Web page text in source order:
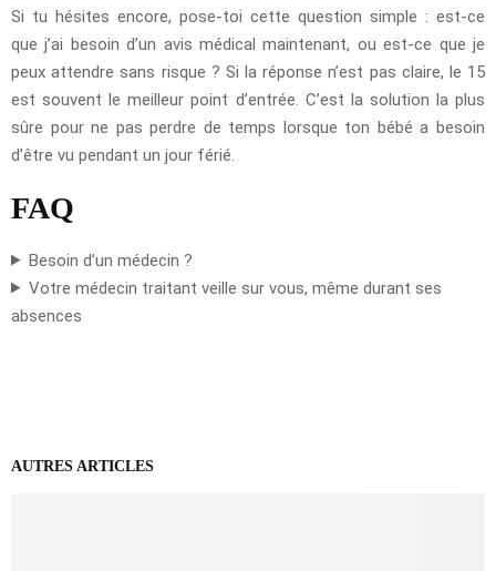
Si tu hésites encore, pose-toi cette question simple : est-ce
que j’ai besoin d’un avis médical maintenant, ou est-ce que je
peux attendre sans risque ? Si la réponse n’est pas claire, le 15
est souvent le meilleur point d’entrée. C’est la solution la plus
sûre pour ne pas perdre de temps lorsque ton bébé a besoin
d’être vu pendant un jour férié.
FAQ
Besoin d’un médecin ?
Votre médecin traitant veille sur vous, même durant ses
absences
AUTRES ARTICLES